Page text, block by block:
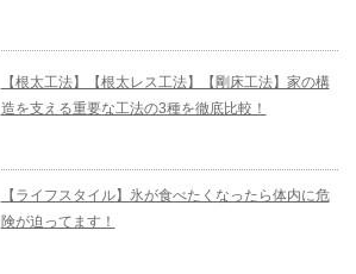
【根太工法】【根太レス工法】【剛床工法】家の構
造を支える重要な工法の3種を徹底比較！
【ライフスタイル】氷が食べたくなったら体内に危
険が迫ってます！